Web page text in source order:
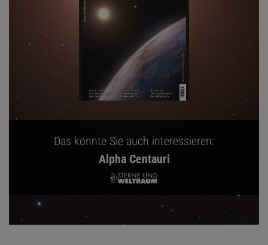
Das könnte Sie auch interessieren:
Alpha Centauri